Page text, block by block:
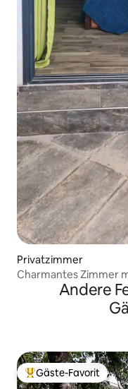
Privatzimmer
Charmantes Zimmer
Andere
Beliebter Gäste-
Gäste-Favorit